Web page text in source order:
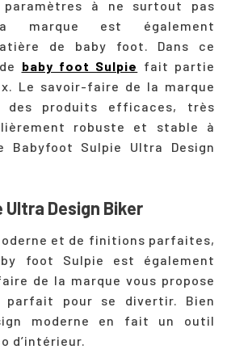
à ne surtout pas
marque est également
de baby foot. Dans ce
baby foot Sulpie fait partie
Le savoir-faire de la marque
des produits efficaces, très
robuste et stable à
Babyfoot Sulpie Ultra Design
Design Biker
et de finitions parfaites,
foot Sulpie est également
de la marque vous propose
parfait pour se divertir. Bien
moderne en fait un outil
d’intérieur.